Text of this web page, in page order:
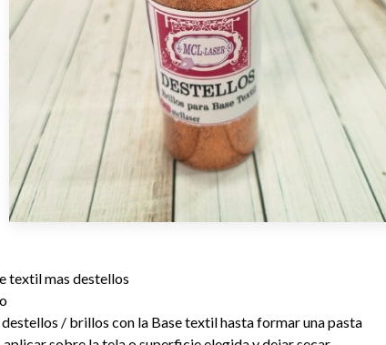
textil mas destellos
/ brillos con la Base textil hasta formar una pasta